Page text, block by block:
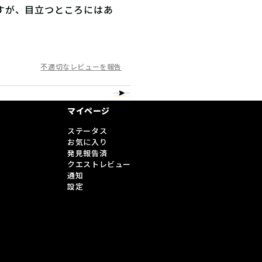
、目立つところにはあ
不適切なレビューを報告
マイページ
ステータス
お気に入り
発見報告済
クエストレビュー
通知
設定